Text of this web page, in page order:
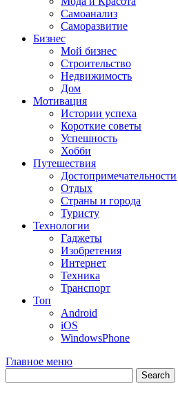
Самоанализ
Саморазвитие
Бизнес
Мой бизнес
Строительство
Недвижимость
Дом
Мотивация
Истории успеха
Короткие советы
Успешность
Хобби
Путешествия
Достопримечательности
Отдых
Страны и города
Туристу
Технологии
Гаджеты
Изобретения
Интернет
Техника
Транспорт
Топ
Android
iOS
WindowsPhone
Главное меню